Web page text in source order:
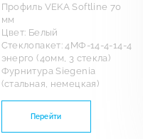
Профиль VEKA Softline 70
мм
Цвет: Белый
Стеклопакет: 4МФ-14-4-14-4
энерго (40мм, 3 стекла)
Фурнитура Siegenia
(стальная, немецкая)
Перейти